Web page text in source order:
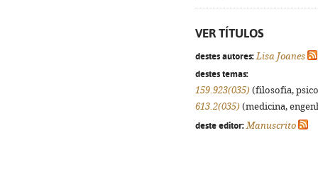
VER TÍTULOS
destes autores: Lisa Joanes
destes temas:
159.923(035) (filosofia,
613.2(035) (medicina,
deste editor: Manuscrito